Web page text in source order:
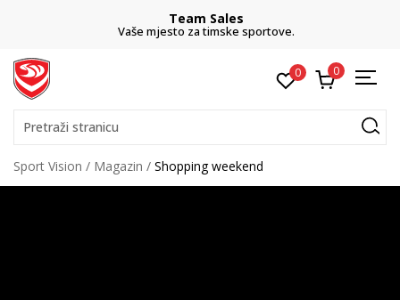
Team Sales
Vaše mjesto za timske sportove.
0 0
Pretraži stranicu
Sport Vision Magazin Shopping weekend